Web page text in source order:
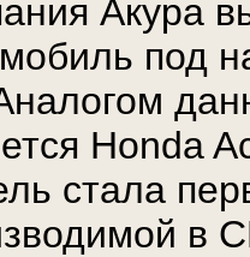
Акура
под
Honda
стала
в